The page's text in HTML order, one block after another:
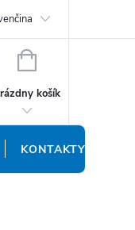
PLATBA
NÁKUPNÝ
košík
KONTAKTY